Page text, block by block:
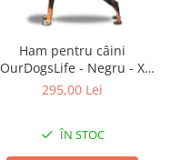
Ham pentru câini
OurDogsLife - Negru - X
Large
295,00 Lei
ÎN STOC